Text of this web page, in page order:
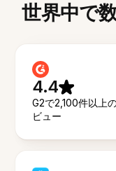
世界中で
4.4
G2で2,100件以上
ビュー